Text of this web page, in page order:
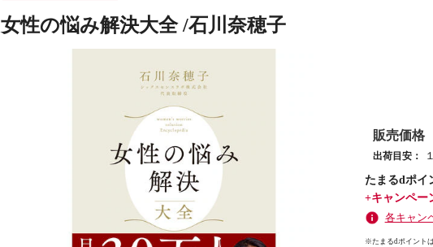
女性の悩み解決大全 /石川奈穂子
販売価格
出荷目安：
たまるdポイ
+キャンペー
各キャン
※たまるdポイント